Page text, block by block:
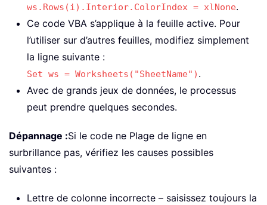
ws.Rows(i).Interior.ColorIndex = xlNone.
Ce code VBA s’applique à la feuille active. Pour
l’utiliser sur d’autres feuilles, modifiez simplement
la ligne suivante :
Set ws = Worksheets("SheetName") .
Avec de grands jeux de données, le processus
peut prendre quelques secondes.
Dépannage :Si le code ne Plage de ligne en
surbrillance pas, vérifiez les causes possibles
suivantes :
Lettre de colonne incorrecte – saisissez toujours la